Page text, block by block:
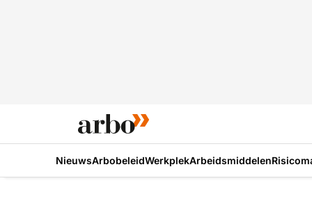
NieuwsArbobeleidWerkplekArbeidsmiddelen